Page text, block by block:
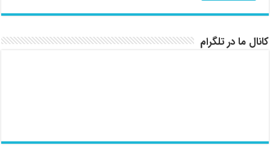
کانال ما در تلگرام